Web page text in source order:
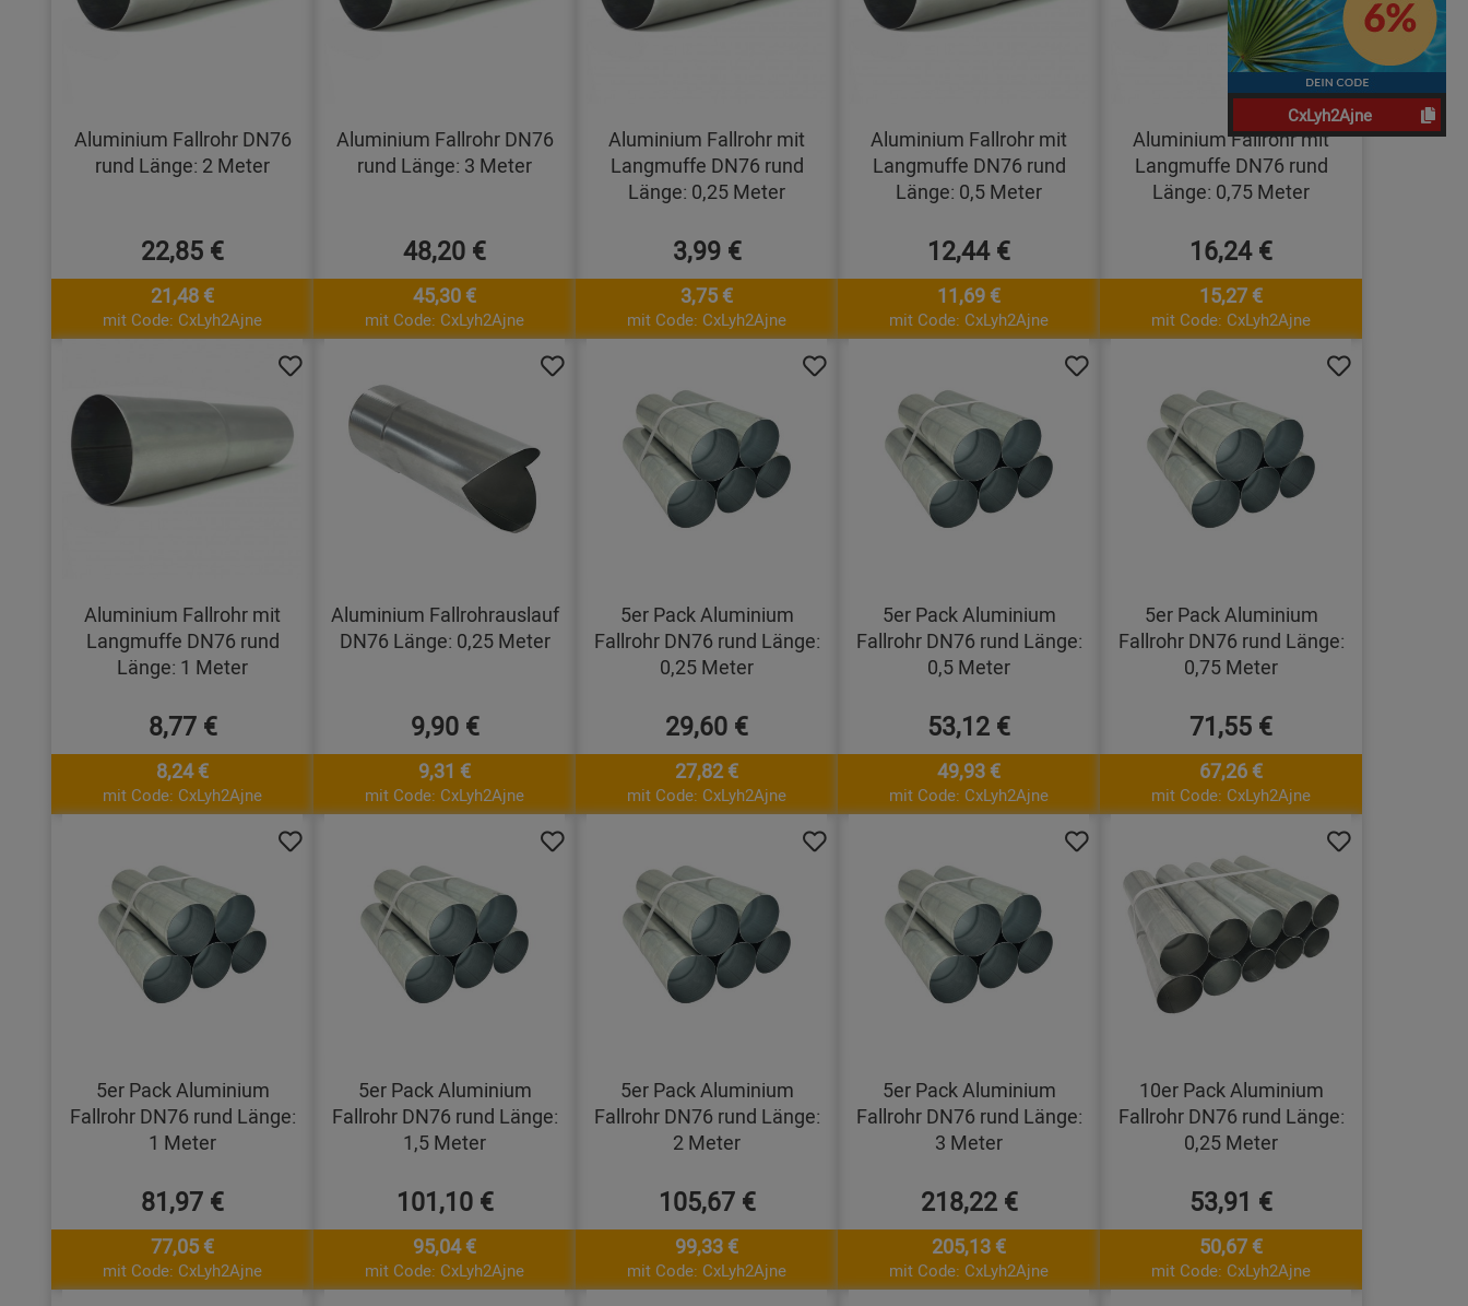
Aluminium Fallrohr DN76
rund Länge: 2 Meter
22,85 €
21,48 €
mit Code: CxLyh2Ajne
Aluminium Fallrohr DN76
rund Länge: 3 Meter
48,20 €
45,30 €
mit Code: CxLyh2Ajne
Aluminium Fallrohr mit
Langmuffe DN76 rund
Länge: 0,25 Meter
3,99 €
3,75 €
mit Code: CxLyh2Ajne
Aluminium Fallrohr mit
Langmuffe DN76 rund
Länge: 0,5 Meter
12,44 €
11,69 €
mit Code: CxLyh2Ajne
Aluminium Fallrohr mit
Langmuffe DN76 rund
Länge: 0,75 Meter
16,24 €
15,27 €
mit Code: CxLyh2Ajne
Aluminium Fallrohr mit
Langmuffe DN76 rund
Länge: 1 Meter
8,77 €
8,24 €
mit Code: CxLyh2Ajne
Aluminium Fallrohrauslauf
DN76 Länge: 0,25 Meter
9,90 €
9,31 €
mit Code: CxLyh2Ajne
5er Pack Aluminium
Fallrohr DN76 rund Länge:
0,25 Meter
29,60 €
27,82 €
mit Code: CxLyh2Ajne
5er Pack Aluminium
Fallrohr DN76 rund Länge:
0,5 Meter
53,12 €
49,93 €
mit Code: CxLyh2Ajne
5er Pack Aluminium
Fallrohr DN76 rund Länge:
0,75 Meter
71,55 €
67,26 €
mit Code: CxLyh2Ajne
5er Pack Aluminium
Fallrohr DN76 rund Länge:
1 Meter
81,97 €
77,05 €
mit Code: CxLyh2Ajne
5er Pack Aluminium
Fallrohr DN76 rund Länge:
1,5 Meter
101,10 €
95,04 €
mit Code: CxLyh2Ajne
5er Pack Aluminium
Fallrohr DN76 rund Länge:
2 Meter
105,67 €
99,33 €
mit Code: CxLyh2Ajne
5er Pack Aluminium
Fallrohr DN76 rund Länge:
3 Meter
218,22 €
205,13 €
mit Code: CxLyh2Ajne
10er Pack Aluminium
Fallrohr DN76 rund Länge:
0,25 Meter
53,91 €
50,67 €
mit Code: CxLyh2Ajne
CxLyh2Ajne